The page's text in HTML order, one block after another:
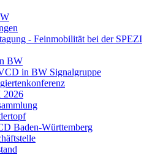
- Feinmobilität bei der SPEZI
BW
in BW Signalgruppe
Baden-Württemberg